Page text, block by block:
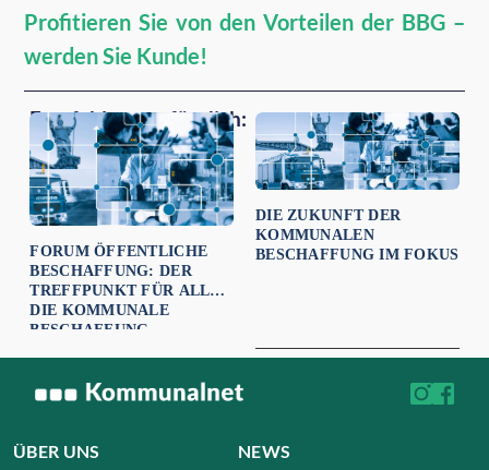
Profitieren Sie von den Vorteilen der BBG –
werden Sie Kunde!
Empfehlungen für dich:
FORUM ÖFFENTLICHE
BESCHAFFUNG: DER
TREFFPUNKT FÜR ALLE,
DIE KOMMUNALE
BESCHAFFUNG
DIE ZUKUNFT DER
KOMMUNALEN
BESCHAFFUNG IM FOKUS
ÜBER UNS NEWS